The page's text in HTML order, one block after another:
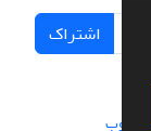
اشتراک
سیناوب